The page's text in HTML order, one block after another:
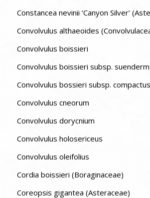
Constancea nevinii ‘Canyon Silver’
Convolvulus althaeoides
Convolvulus boissieri
Convolvulus boissieri subsp.
Convolvulus bossieri subsp. compactus
Convolvulus cneorum
Convolvulus dorycnium
Convolvulus holosericeus
Convolvulus oleifolius
Cordia boissieri (Boraginaceae)
Coreopsis gigantea (Asteraceae)